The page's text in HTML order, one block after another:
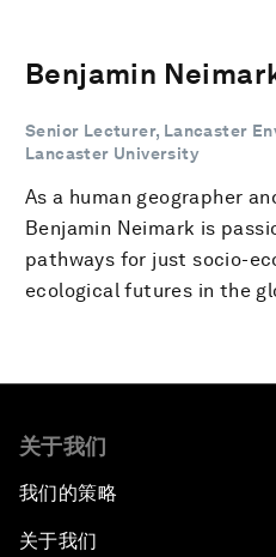
Benjamin
Senior Lecturer, Lancaster
Lancaster University
As a human geographer
Benjamin Neimark is
pathways for just socio-
ecological futures in the
关于我们
我们的策略
关于我们